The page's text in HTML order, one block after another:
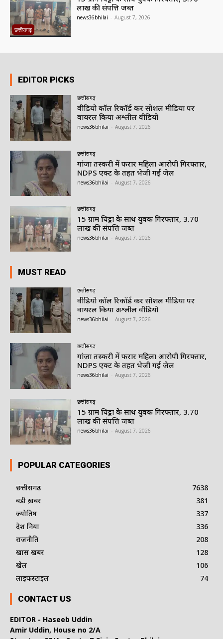
छत्तीसगढ़
लाख की संपत्ति जब्त
news36bhilai - August 7, 2026
EDITOR PICKS
छत्तीसगढ़
वीडियो कॉल रिकॉर्ड कर सोशल मीडिया पर
वायरल किया अश्लील वीडियो
news36bhilai August 7, 2026
छत्तीसगढ़
गांजा तस्करी में फरार महिला आरोपी गिरफ्तार,
NDPS एक्ट के तहत भेजी गई जेल
news36bhilai August 7, 2026
छत्तीसगढ़
15 ग्राम चिट्टा के साथ युवक गिरफ्तार, 3.70
लाख की संपत्ति जब्त
news36bhilai August 7, 2026
MUST READ
छत्तीसगढ़
वीडियो कॉल रिकॉर्ड कर सोशल मीडिया पर
वायरल किया अश्लील वीडियो
news36bhilai August 7, 2026
छत्तीसगढ़
गांजा तस्करी में फरार महिला आरोपी गिरफ्तार,
NDPS एक्ट के तहत भेजी गई जेल
news36bhilai August 7, 2026
छत्तीसगढ़
15 ग्राम चिट्टा के साथ युवक गिरफ्तार, 3.70
लाख की संपत्ति जब्त
news36bhilai August 7, 2026
POPULAR CATEGORIES
छत्तीसगढ़
7638
बड़ी ख़बर
381
ज्योतिष
337
देश दुनिया
336
राजनीति
208
खास खबर
128
खेल
106
लाइफस्टाइल
74
CONTACT US
EDITOR - Haseeb Uddin
Amir Uddin, House no 2/A